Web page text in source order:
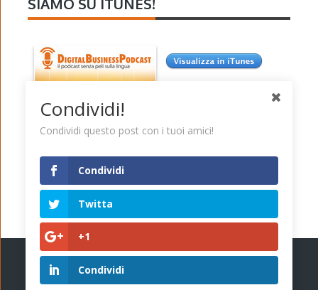
© 2026 DIGITAL BUSINESS PODCAST
Condividi!
Condividi questo post con i tuoi amici!
Condividi
Twitta
+1
Condividi